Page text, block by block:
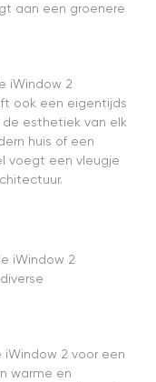
aan een groenere
iWindow 2
ook een eigentijds
esthetiek van elk
huis of een
voegt een vleugje
iWindow 2
iWindow 2 voor een
warme en